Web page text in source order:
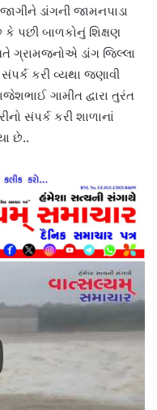
ડાંગની જામનપાડા
પછી બાળકોનું શિક્ષણ
ડાંગ જિલ્લા
કરી વ્યથા જણાવી
ગામીત દ્વારા તુરંત
સંપર્ક કરી શાળાનાં
છે..